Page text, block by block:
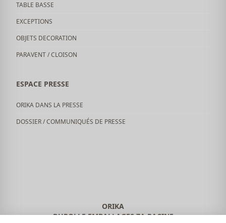
TABLE BASSE
EXCEPTIONS
OBJETS DECORATION
PARAVENT / CLOISON
ESPACE PRESSE
ORIKA DANS LA PRESSE
DOSSIER / COMMUNIQUÉS DE PRESSE
ORIKA
DUROLLE EMBALLAGES ZA RACINE